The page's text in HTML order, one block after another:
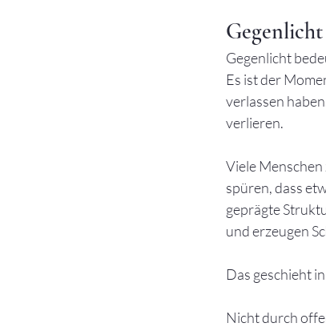
Gegenlicht
Es ist der
verlassen
verlieren.
Viele
spüren, dass
geprägte
und erzeugen
Das geschieht
Nicht durch